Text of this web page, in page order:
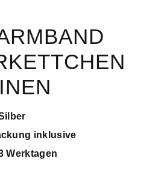
inklusive
Werktagen